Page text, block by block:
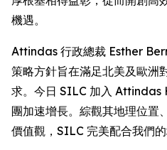
機遇。
Attindas 行政總裁 Esther
策略方針旨在滿足北美及歐洲
求。今日 SILC 加入
團加速增長。綜觀其地理位置
價值觀，SILC 完美配合我們的